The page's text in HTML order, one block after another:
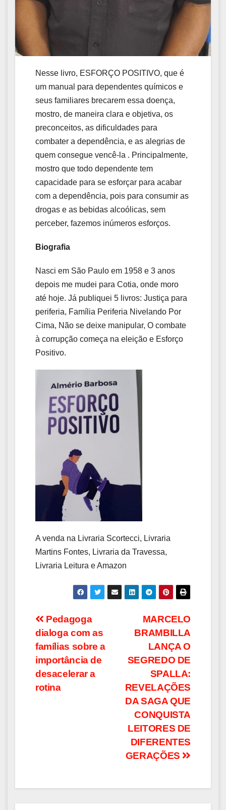
Nesse livro, ESFORÇO POSITIVO, que é
um manual para dependentes químicos e
seus familiares brecarem essa doença,
mostro, de maneira clara e objetiva, os
preconceitos, as dificuldades para
combater a dependência, e as alegrias de
quem consegue vencê-la . Principalmente,
mostro que todo dependente tem
capacidade para se esforçar para acabar
com a dependência, pois para consumir as
drogas e as bebidas alcoólicas, sem
perceber, fazemos inúmeros esforços.
Biografia
Nasci em São Paulo em 1958 e 3 anos
depois me mudei para Cotia, onde moro
até hoje. Já publiquei 5 livros: Justiça para
periferia, Família Periferia Nivelando Por
Cima, Não se deixe manipular, O combate
à corrupção começa na eleição e Esforço
Positivo.
A venda na Livraria Scortecci, Livraria
Martins Fontes, Livraria da Travessa,
Livraria Leitura e Amazon
Navegação
de
Post
MARCELO
BRAMBILLA
LANÇA O
SEGREDO DE
SPALLA:
REVELAÇÕES
DA SAGA QUE
CONQUISTA
LEITORES DE
DIFERENTES
GERAÇÕES
Pedagoga
dialoga com as
famílias sobre a
importância de
desacelerar a
rotina